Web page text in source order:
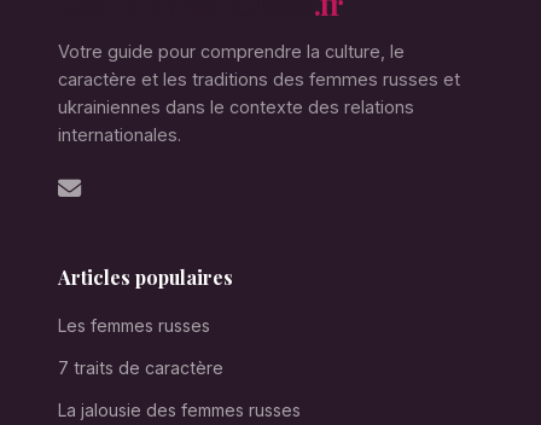
Votre guide pour comprendre la culture, le
caractère et les traditions des femmes russes et
ukrainiennes dans le contexte des relations
internationales.
Articles populaires
Les femmes russes
7 traits de caractère
La jalousie des femmes russes